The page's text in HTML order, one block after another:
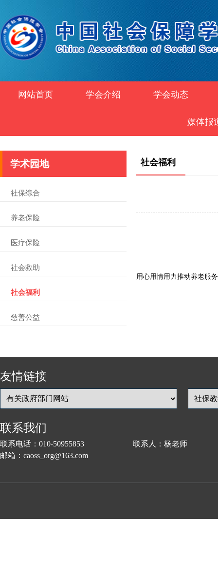
网站首页 学会介绍 学会动态
媒体报
学术园地
社保综合
养老保险
医疗保险
社会救助
社会福利
慈善公益
社会福利
用心用情用力推动养老服
友情链接
联系我们
联系电话：010-50955853 联系人：杨老师
邮箱：caoss_org@163.com